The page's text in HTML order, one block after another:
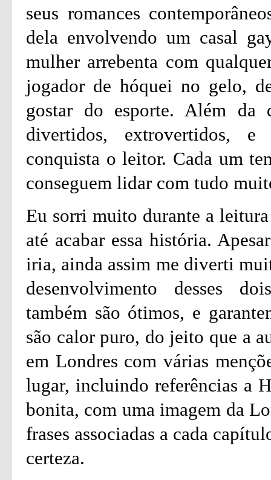
seus romances
dela envolvendo um casal
mulher arrebenta com
jogador de hóquei no gelo,
gostar do esporte. Além da
divertidos, extrovertidos, e
conquista o leitor. Cada um
conseguem lidar com tudo
Eu sorri muito durante a
até acabar essa história.
iria, ainda assim me diverti
desenvolvimento desses
também são ótimos, e
são calor puro, do jeito que a
em Londres com várias
lugar, incluindo referências a
bonita, com uma imagem da
frases associadas a cada
certeza.